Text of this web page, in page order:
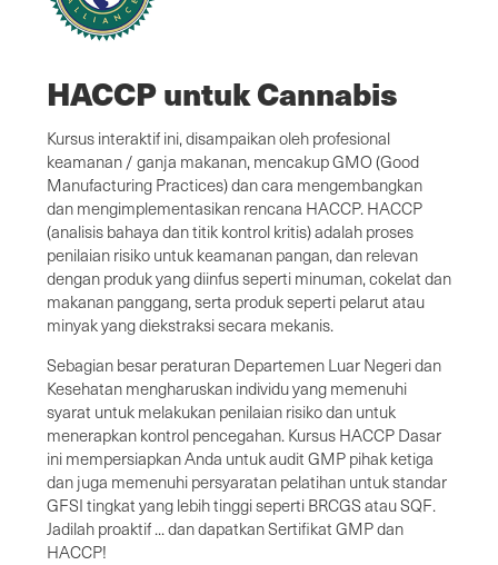
HACCP untuk Cannabis
Kursus interaktif ini, disampaikan oleh profesional
keamanan / ganja makanan, mencakup GMO (Good
Manufacturing Practices) dan cara mengembangkan
dan mengimplementasikan rencana HACCP. HACCP
(analisis bahaya dan titik kontrol kritis) adalah proses
penilaian risiko untuk keamanan pangan, dan relevan
dengan produk yang diinfus seperti minuman, cokelat dan
makanan panggang, serta produk seperti pelarut atau
minyak yang diekstraksi secara mekanis.
Sebagian besar peraturan Departemen Luar Negeri dan
Kesehatan mengharuskan individu yang memenuhi
syarat untuk melakukan penilaian risiko dan untuk
menerapkan kontrol pencegahan. Kursus HACCP Dasar
ini mempersiapkan Anda untuk audit GMP pihak ketiga
dan juga memenuhi persyaratan pelatihan untuk standar
GFSI tingkat yang lebih tinggi seperti BRCGS atau SQF.
Jadilah proaktif ... dan dapatkan Sertifikat GMP dan
HACCP!